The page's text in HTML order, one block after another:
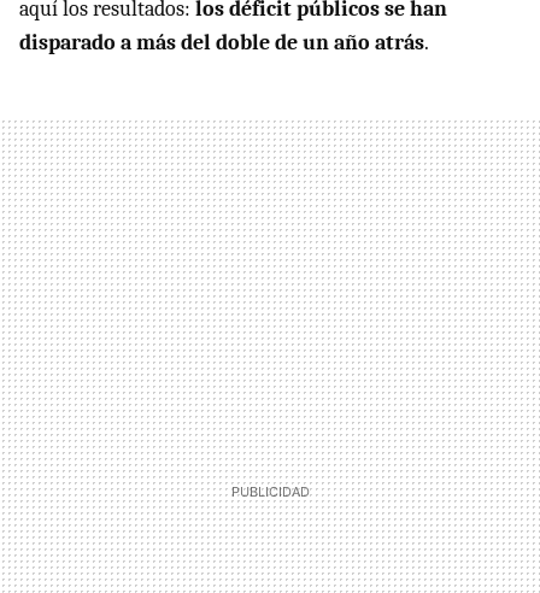
aquí los resultados: los déficit públicos se han
disparado a más del doble de un año atrás.